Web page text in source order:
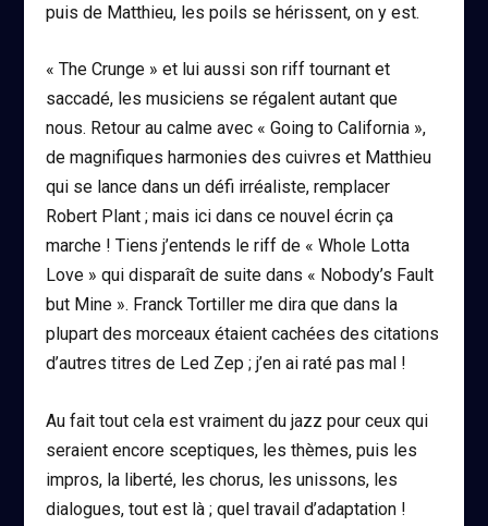
puis de Matthieu, les poils se hérissent, on y est.
« The Crunge » et lui aussi son riff tournant et
saccadé, les musiciens se régalent autant que
nous. Retour au calme avec « Going to California »,
de magnifiques harmonies des cuivres et Matthieu
qui se lance dans un défi irréaliste, remplacer
Robert Plant ; mais ici dans ce nouvel écrin ça
marche ! Tiens j’entends le riff de « Whole Lotta
Love » qui disparaît de suite dans « Nobody’s Fault
but Mine ». Franck Tortiller me dira que dans la
plupart des morceaux étaient cachées des citations
d’autres titres de Led Zep ; j’en ai raté pas mal !
Au fait tout cela est vraiment du jazz pour ceux qui
seraient encore sceptiques, les thèmes, puis les
impros, la liberté, les chorus, les unissons, les
dialogues, tout est là ; quel travail d’adaptation !